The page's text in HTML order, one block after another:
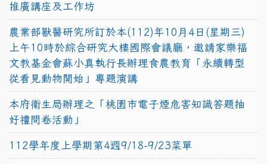
推廣講座及工作坊
農業部獸醫研究所訂於本(112)年10月4日(星期三)
上午10時於綜合研究大樓國際會議廳，邀請家樂福
文教基金會蘇小真執行長辦理食農教育「永續轉型
從看見動物開始」專題演講
本府衛生局辦理之「桃園市電子煙危害知識答題抽
好禮問卷活動」
112學年度上學期第4週9/18-9/23菜單